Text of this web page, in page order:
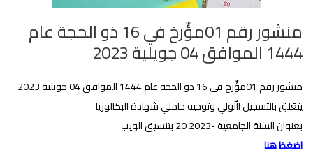
منشور رقم 01مؤّرخ في 16 ذو الحجة عام
1444 الموافق 04 جويلية 2023
منشور رقم 01مؤّرخ في 16 ذو الحجة عام 1444 الموافق 04 جويلية 2023
يتعّلق بالتسجيل األّولي وتوجيه حاملي شهادة البكالوريا
بعنوان السنة الجامعية -2023 20 بتنسيق الويب
اضغظ هنا